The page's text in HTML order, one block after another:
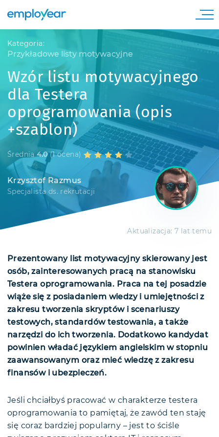
Kategoria:
Przykładowe listy motywacyjne
Wzór listu motywacyjnego
dla Testera
oprogramowania (opis
+szablon)
Średnia4.0(1 ocena)
Krzysztof Razmus
Specjalista ds. rekrutacji
Aktualizacja: 7 lat temu
Prezentowany list motywacyjny skierowany jest
osób, zainteresowanych pracą na stanowisku
Testera oprogramowania. Praca na tej posadzie
wiąże się z posiadaniem wiedzy i umiejętności z
zakresu tworzenia skryptów i scenariuszy
testowych, standardów testowania, a także
narzędzi do ich tworzenia. Dodatkowo kandydat
powinien władać językiem angielskim w stopniu
zaawansowanym oraz mieć wiedzę z zakresu
finansów i ubezpieczeń.
Jeśli chciałbyś pracować w charakterze testera
oprogramowania to pamiętaj, że zawód ten staję
się coraz bardziej popularny – jest to ściśle